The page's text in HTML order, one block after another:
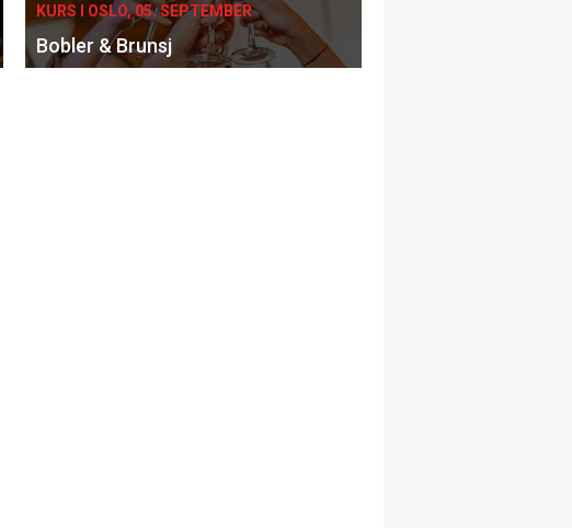
KURS I OSLO, 05. SEPTEMBER
Bobler & Brunsj